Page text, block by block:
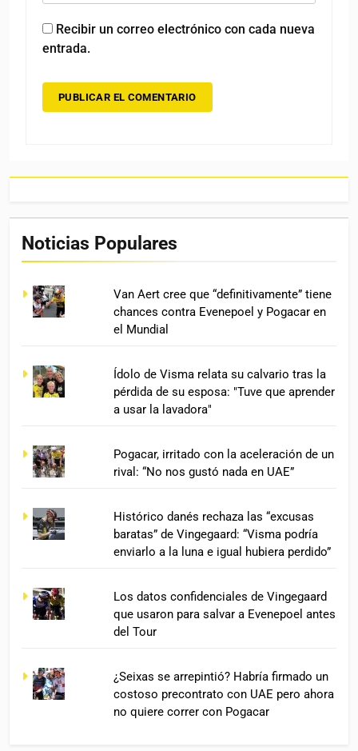
Recibir un correo electrónico con cada nueva
entrada.
Noticias Populares
Van Aert cree que “definitivamente” tiene
chances contra Evenepoel y Pogacar en
el Mundial
Ídolo de Visma relata su calvario tras la
pérdida de su esposa: "Tuve que aprender
a usar la lavadora"
Pogacar, irritado con la aceleración de un
rival: “No nos gustó nada en UAE”
Histórico danés rechaza las “excusas
baratas” de Vingegaard: “Visma podría
enviarlo a la luna e igual hubiera perdido”
Los datos confidenciales de Vingegaard
que usaron para salvar a Evenepoel antes
del Tour
¿Seixas se arrepintió? Habría firmado un
costoso precontrato con UAE pero ahora
no quiere correr con Pogacar